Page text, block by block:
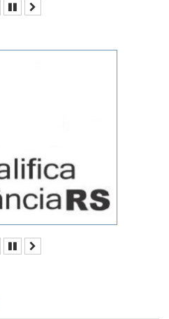
AnteriorPausar
AnteriorPausar